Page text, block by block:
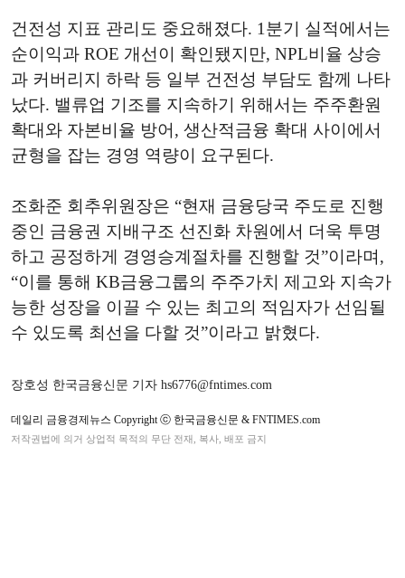
건전성 지표 관리도 중요해졌다. 1분기 실적에서는
순이익과 ROE 개선이 확인됐지만, NPL비율 상승
과 커버리지 하락 등 일부 건전성 부담도 함께 나타
났다. 밸류업 기조를 지속하기 위해서는 주주환원
확대와 자본비율 방어, 생산적금융 확대 사이에서
균형을 잡는 경영 역량이 요구된다.
조화준 회추위원장은 “현재 금융당국 주도로 진행
중인 금융권 지배구조 선진화 차원에서 더욱 투명
하고 공정하게 경영승계절차를 진행할 것”이라며,
“이를 통해 KB금융그룹의 주주가치 제고와 지속가
능한 성장을 이끌 수 있는 최고의 적임자가 선임될
수 있도록 최선을 다할 것”이라고 밝혔다.
장호성 한국금융신문 기자 hs6776@fntimes.com
데일리 금융경제뉴스 Copyright ⓒ 한국금융신문 & FNTIMES.com
저작권법에 의거 상업적 목적의 무단 전재, 복사, 배포 금지